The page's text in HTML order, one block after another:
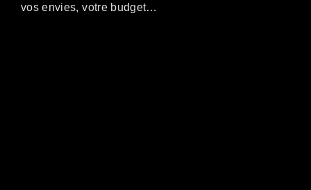
vos envies, votre budget…